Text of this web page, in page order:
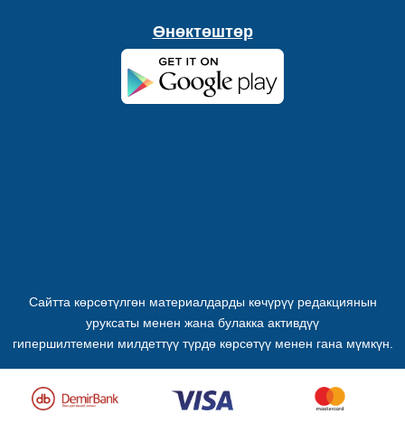
Өнөктөштөр
Сайтта көрсөтүлгөн материалдарды көчүрүү редакциянын
уруксаты менен жана булакка активдүү
гипершилтемени милдеттүү түрдө көрсөтүү менен гана мүмкүн.